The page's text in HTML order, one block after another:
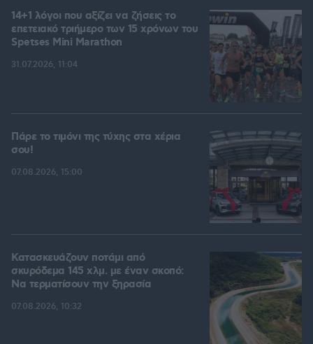
14+1 λόγοι που αξίζει να ζήσεις το
επετειακό τριήμερο των 15 χρόνων του
Spetses Mini Marathon
31.07.2026, 11:04
Πάρε το τιμόνι της τύχης στα χέρια
σου!
07.08.2026, 15:00
Κατασκευάζουν ποτάμι από
σκυρόδεμα 145 χλμ. με έναν σκοπό:
Να τερματίσουν την ξηρασία
07.08.2026, 10:32